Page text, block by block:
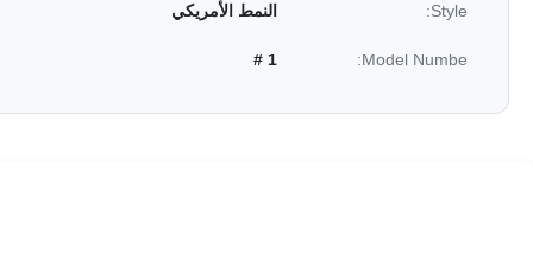
Style: النمط الأمريكي
Model Numbe:
1 #